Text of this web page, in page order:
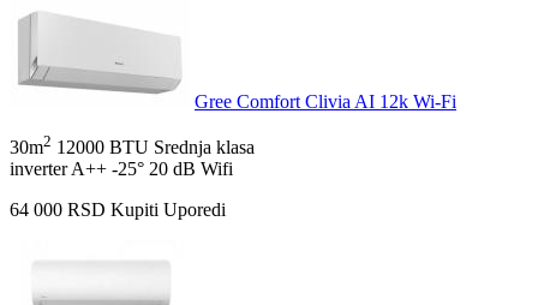
Gree Comfort Clivia AI 12k Wi-Fi
30m2 12000 BTU Srednja klasa
inverter A++ -25° 20 dB Wifi
64 000 RSD Kupiti Uporedi